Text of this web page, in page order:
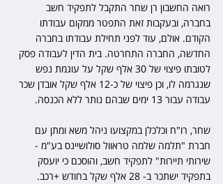
רואה החשבון רן שחר התקבל לתפקיד חשב
בחברה, ובעקבות זאת התפטר ממקום עבודתו
הקודם. אולם, עוד לפני תחילת עבודתו בחברה
החדשה, החברה התחרטה. בית הדין לעבודה פסק
לטובתו פיצוי של 30 אלף שקל על עוגמת נפש
שנגרמה לו, וכן פיצוי של כ-12 אלף שקל אובדן שכר
עבודה עבור 13 ימים שבהם נותר ללא הכנסה.
שחר, רו"ח וכלכלן במקצועו ניהל משא ומתן עם
חברת "תלמה שלמה טראוול סולושיינס בע"מ -
שירותי תיירות" לתפקיד חשב, והוסכם כי יועסק
בתפקיד ישתכר ב- 28 אלף שקל בחודש +רכב.